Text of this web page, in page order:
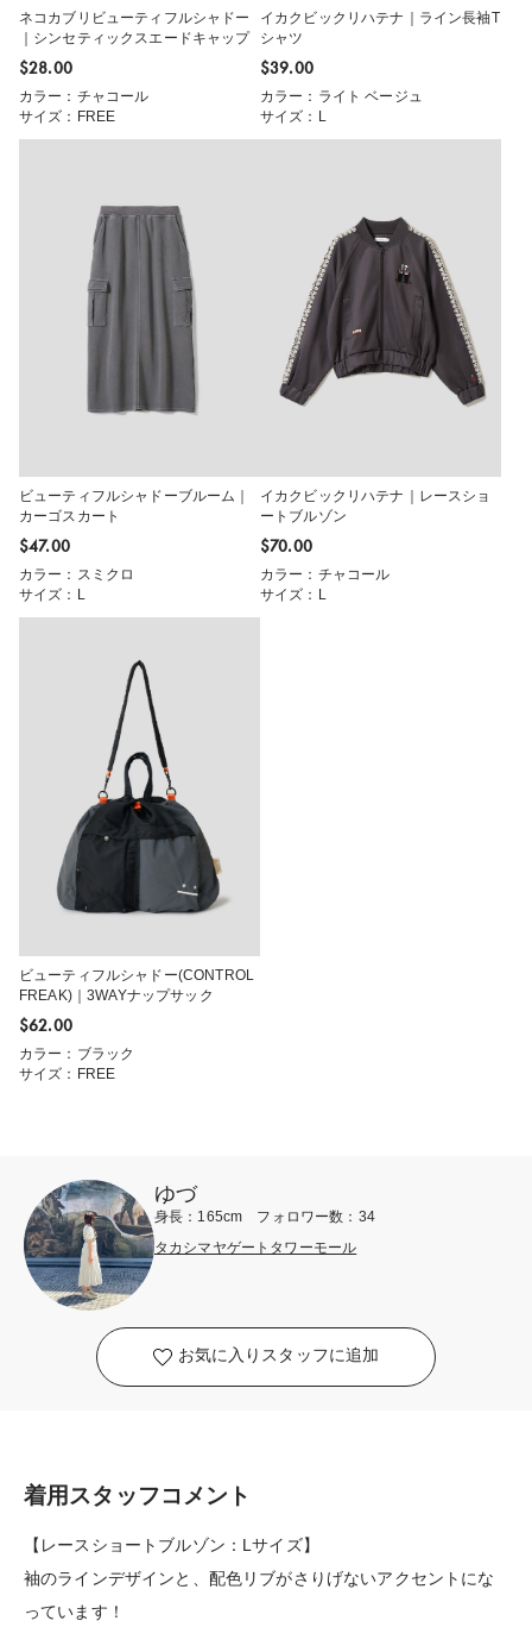
ネコカブリビューティフルシャドー
｜シンセティックスエードキャップ
$‌28.00
カラー：チャコール
サイズ：FREE
イカクビックリハテナ｜ライン長袖T
シャツ
$‌39.00
カラー：ライト ベージュ
サイズ：L
ビューティフルシャドーブルーム｜
カーゴスカート
$‌47.00
カラー：スミクロ
サイズ：L
イカクビックリハテナ｜レースショ
ートブルゾン
$‌70.00
カラー：チャコール
サイズ：L
ビューティフルシャドー(CONTROL
FREAK)｜3WAYナップサック
$‌62.00
カラー：ブラック
サイズ：FREE
ゆづ
身長：165cm フォロワー数：34
タカシマヤゲートタワーモール
お気に入りスタッフに追加
着用スタッフコメント
【レースショートブルゾン：Lサイズ】
袖のラインデザインと、配色リブがさりげないアクセントにな
っています！